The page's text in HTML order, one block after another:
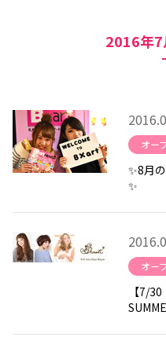
2016年7
オー
✨8月
✨
オー
【7/